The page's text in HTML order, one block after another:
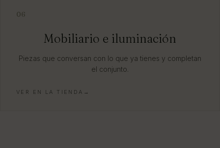
06
Mobiliario e iluminación
Piezas que conversan con lo que ya tienes y completan
el conjunto.
VER EN LA TIENDA→